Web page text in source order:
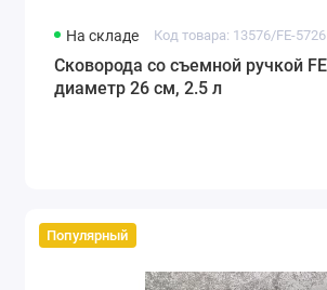
На складе Код товара: 13576/FE-5726
Сковорода со съемной ручкой FESSLE
диаметр 26 см, 2.5 л
Популярный